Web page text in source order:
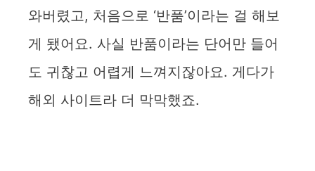
와버렸고, 처음으로 ‘반품’이라는 걸 해보
게 됐어요. 사실 반품이라는 단어만 들어
도 귀찮고 어렵게 느껴지잖아요. 게다가
해외 사이트라 더 막막했죠.